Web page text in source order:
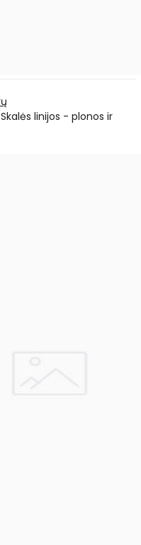
linijos - plonos ir